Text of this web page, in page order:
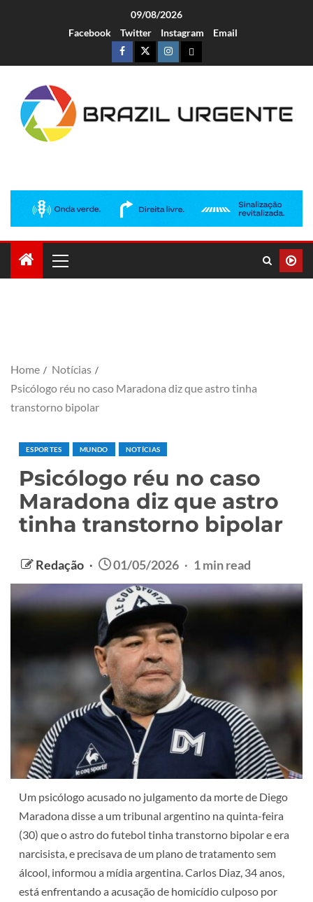
09/08/2026
Facebook
Twitter Instagram Email
Home
Notícias
Psicólogo réu no caso Maradona diz que astro tinha
transtorno bipolar
ESPORTES MUNDO NOTÍCIAS
Psicólogo réu no caso
Maradona diz que astro
tinha transtorno bipolar
Redação 01/05/2026 1 min read
Um psicólogo acusado no julgamento da morte de Diego
Maradona disse a um tribunal argentino na quinta-feira
(30) que o astro do futebol tinha transtorno bipolar e era
narcisista, e precisava de um plano de tratamento sem
álcool, informou a mídia argentina. Carlos Diaz, 34 anos,
está enfrentando a acusação de homicídio culposo por